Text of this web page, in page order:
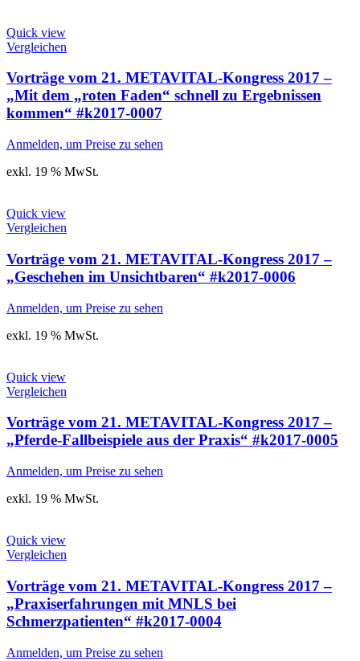
Quick view
Vergleichen
Vorträge vom 21. METAVITAL-Kongress 2017 –
„Mit dem „roten Faden“ schnell zu Ergebnissen
kommen“ #k2017-0007
Anmelden, um Preise zu sehen
exkl. 19 % MwSt.
Quick view
Vergleichen
Vorträge vom 21. METAVITAL-Kongress 2017 –
„Geschehen im Unsichtbaren“ #k2017-0006
Anmelden, um Preise zu sehen
exkl. 19 % MwSt.
Quick view
Vergleichen
Vorträge vom 21. METAVITAL-Kongress 2017 –
„Pferde-Fallbeispiele aus der Praxis“ #k2017-0005
Anmelden, um Preise zu sehen
exkl. 19 % MwSt.
Quick view
Vergleichen
Vorträge vom 21. METAVITAL-Kongress 2017 –
„Praxiserfahrungen mit MNLS bei
Schmerzpatienten“ #k2017-0004
Anmelden, um Preise zu sehen